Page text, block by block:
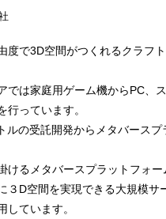
度で3D空間がつくれるクラフ
では家庭用ゲーム機からPC、
行っています。
ルの受託開発からメタバース
けるメタバースプラットフォ
３D空間を実現できる大規模
しています。